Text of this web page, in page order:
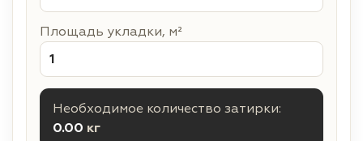
Площадь укладки, м²
Необходимое количество затирки:
0.00 кг